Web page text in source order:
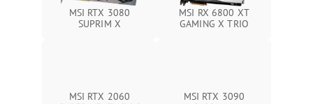
MSI RTX 3080
SUPRIM X
MSI RX 6800 XT
GAMING X TRIO
MSI RTX 2060
MSI RTX 3090